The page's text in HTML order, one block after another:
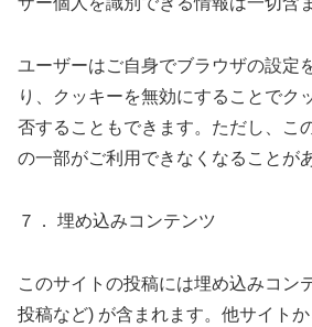
ユーザーはご自身でブラウザの設定
り、クッキーを無効にすることでク
否することもできます。ただし、こ
の一部がご利用できなくなることが
７． 埋め込みコンテンツ
このサイトの投稿には埋め込みコン
投稿など) が含まれます。他サイト